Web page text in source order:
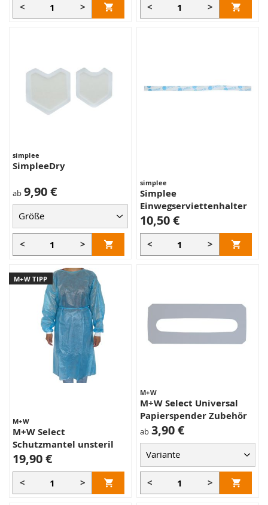
< > < >
simplee
SimpleeDry
ab 9,90 €
< >
simplee
Simplee
Einwegserviettenhalter
10,50 €
< >
M+W TIPP
M+W
M+W Select
Schutzmantel unsteril
19,90 €
< >
M+W
M+W Select Universal
Papierspender Zubehör
ab 3,90 €
< >